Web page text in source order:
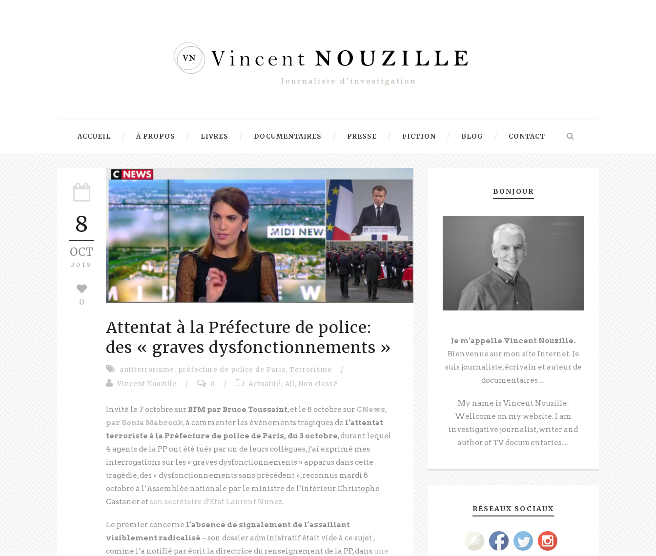
ACCUEIL À PROPOS LIVRES DOCUMENTAIRES PRESSE FICTION BLOG CONTACT
8
OCT
2019
0
Attentat à la Préfecture de police:
des « graves dysfonctionnements »
antiterrorisme, préfecture de police de Paris, Terrorisme
/
Vincent Nouzille
/ 0 / Actualité, All, Non classé
Invité le 7 octobre sur BFM par Bruce Toussaint, et le 8 octobre sur CNews,
par Sonia Mabrouk,à commenter les événements tragiques de l’attentat
terroriste à la Préfecture de police de Paris, du 3 octobre, durant lequel
4 agents de la PP ont été tués par un de leurs collègues, j’ai exprimé mes
interrogations sur les « graves dysfonctionnements » apparus dans cette
tragédie, des « dysfonctionnements sans précédent », reconnus mardi 8
octobre à l’Assemblée nationale par le ministre de l’Intérieur Christophe
Castaner etson secrétaire d’Etat Laurent Nunez.
Le premier concerne l’absence de signalement de l’assaillant
visiblement radicalisé – son dossier administratif était vide à ce sujet ,
comme l’a notifié par écrit la directrice du renseignement de la PP, dans une
BONJOUR
Je m’appelle Vincent Nouzille.
Bienvenue sur mon site Internet. Je
suis journaliste, écrivain et auteur de
documentaires…
My name is Vincent Nouzille.
Wellcome on my website. I am
investigative journalist, writer and
author of TV documentaries…
RÉSEAUX SOCIAUX